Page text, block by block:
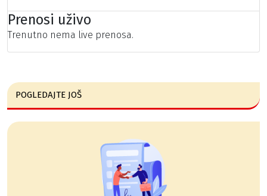
Prenosi uživo
Trenutno nema live prenosa.
POGLEDAJTE JOŠ